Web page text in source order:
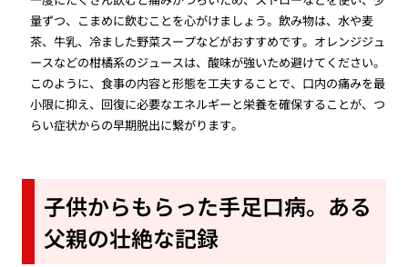
量ずつ、こまめに飲むことを心がけましょう。飲み物は、水や麦
茶、牛乳、冷ました野菜スープなどがおすすめです。オレンジジュ
ースなどの柑橘系のジュースは、酸味が強いため避けてください。
このように、食事の内容と形態を工夫することで、口内の痛みを最
小限に抑え、回復に必要なエネルギーと栄養を確保することが、つ
らい症状からの早期脱出に繋がります。
子供からもらった手足口病。ある
父親の壮絶な記録